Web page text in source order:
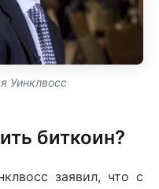
Уинклвосс
биткоин?
заявил, что с